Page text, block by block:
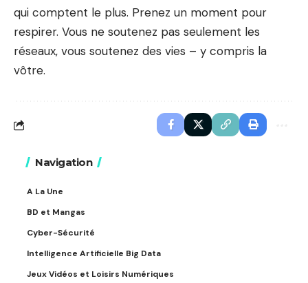
qui comptent le plus. Prenez un moment pour
respirer. Vous ne soutenez pas seulement les
réseaux, vous soutenez des vies – y compris la
vôtre.
Navigation
A La Une
BD et Mangas
Cyber-Sécurité
Intelligence Artificielle Big Data
Jeux Vidéos et Loisirs Numériques